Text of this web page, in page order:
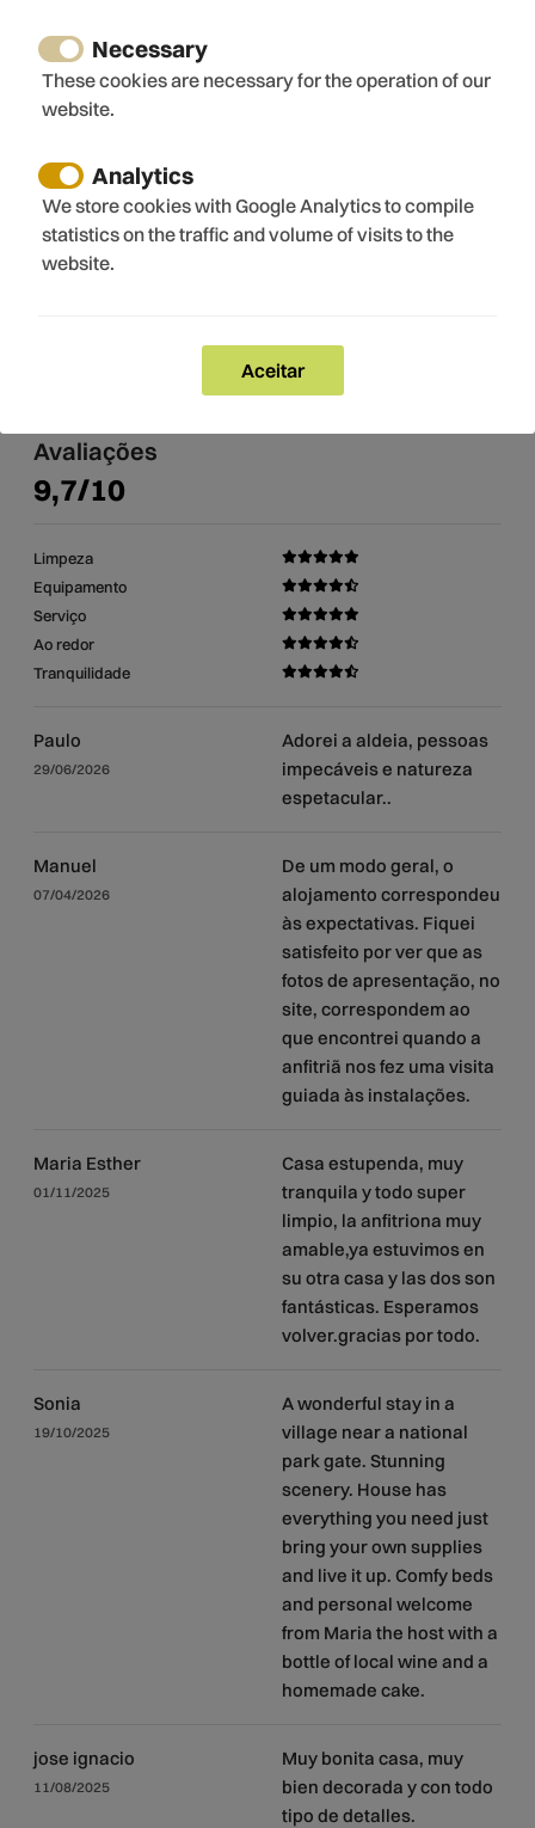
Eletrónica
TV
Internet
Atividades perto da propriedade
Avaliações
9,7/10
Limpeza
Equipamento
Serviço
Ao redor
Tranquilidade
Paulo
29/06/2026
Adorei a aldeia, pessoas
impecáveis e natureza
espetacular..
Manuel
07/04/2026
De um modo geral, o
alojamento correspondeu
às expectativas. Fiquei
satisfeito por ver que as
fotos de apresentação, no
site, correspondem ao
que encontrei quando a
anfitriã nos fez uma visita
guiada às instalações.
Maria Esther
01/11/2025
Casa estupenda, muy
tranquila y todo super
limpio, la anfitriona muy
amable,ya estuvimos en
su otra casa y las dos son
fantásticas. Esperamos
volver.gracias por todo.
Sonia
19/10/2025
A wonderful stay in a
village near a national
park gate. Stunning
scenery. House has
everything you need just
bring your own supplies
and live it up. Comfy beds
and personal welcome
from Maria the host with a
bottle of local wine and a
homemade cake.
jose ignacio
11/08/2025
Muy bonita casa, muy
bien decorada y con todo
tipo de detalles.
Necessary
These cookies are necessary for the operation of our
website.
Analytics
We store cookies with Google Analytics to compile
statistics on the traffic and volume of visits to the
website.
Aceitar